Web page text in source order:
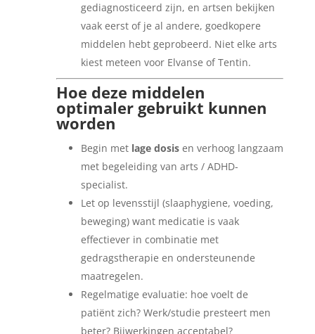
gediagnosticeerd zijn, en artsen bekijken
vaak eerst of je al andere, goedkopere
middelen hebt geprobeerd. Niet elke arts
kiest meteen voor Elvanse of Tentin.
Hoe deze middelen
optimaler gebruikt kunnen
worden
Begin met lage dosisen verhoog langzaam
met begeleiding van arts / ADHD-
specialist.
Let op levensstijl (slaaphygiene, voeding,
beweging) want medicatie is vaak
effectiever in combinatie met
gedragstherapie en ondersteunende
maatregelen.
Regelmatige evaluatie: hoe voelt de
patiënt zich? Werk/studie presteert men
beter? Bijwerkingen acceptabel?